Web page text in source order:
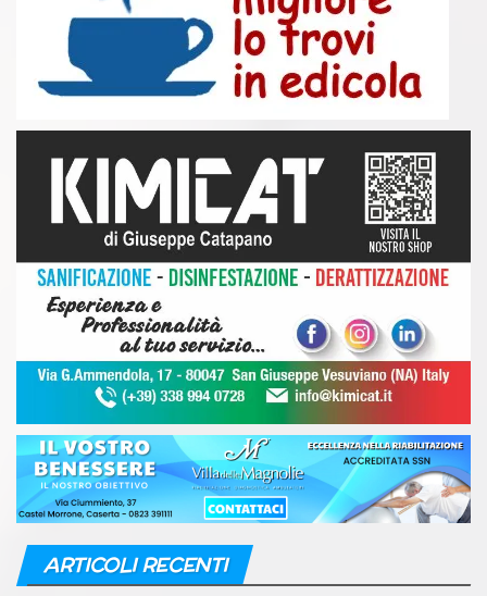
ARTICOLI RECENTI